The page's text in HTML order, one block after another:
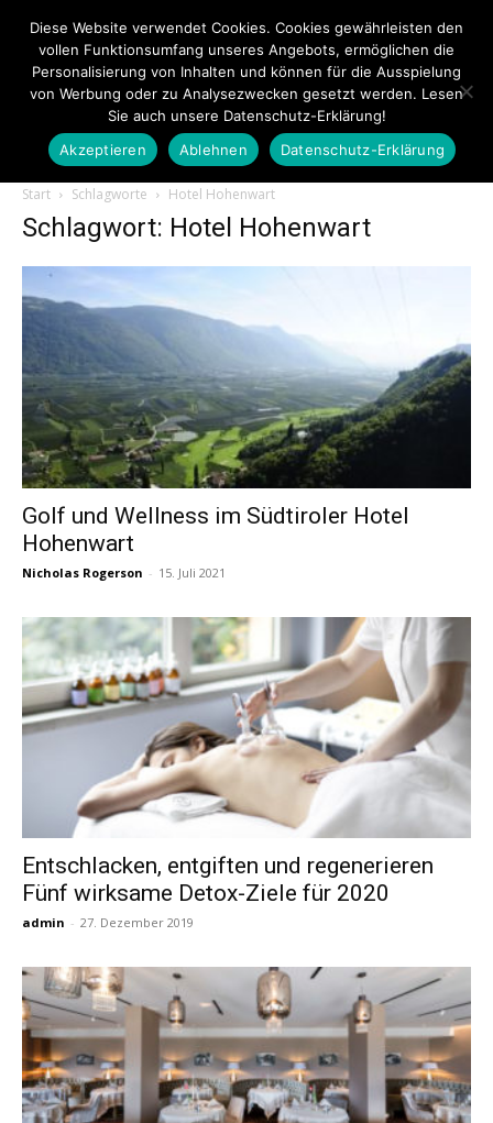
Touristiknews.de
Touristiknews
und
Start Schlagworte Hotel Hohenwart
Schlagwort: Hotel Hohenwart
Golf und Wellness im Südtiroler Hotel
Hohenwart
Nicholas Rogerson - 15. Juli 2021
Entschlacken, entgiften und regenerieren
Fünf wirksame Detox-Ziele für 2020
admin - 27. Dezember 2019
Diese Website verwendet Cookies. Cookies gewährleisten den
vollen Funktionsumfang unseres Angebots, ermöglichen die
Personalisierung von Inhalten und können für die Ausspielung
von Werbung oder zu Analysezwecken gesetzt werden. Lesen
Sie auch unsere Datenschutz-Erklärung!
Akzeptieren
Ablehnen Datenschutz-Erklärung